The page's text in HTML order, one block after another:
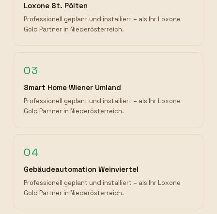
Loxone St. Pölten
Professionell geplant und installiert – als Ihr Loxone
Gold Partner in Niederösterreich.
03
Smart Home Wiener Umland
Professionell geplant und installiert – als Ihr Loxone
Gold Partner in Niederösterreich.
04
Gebäudeautomation Weinviertel
Professionell geplant und installiert – als Ihr Loxone
Gold Partner in Niederösterreich.